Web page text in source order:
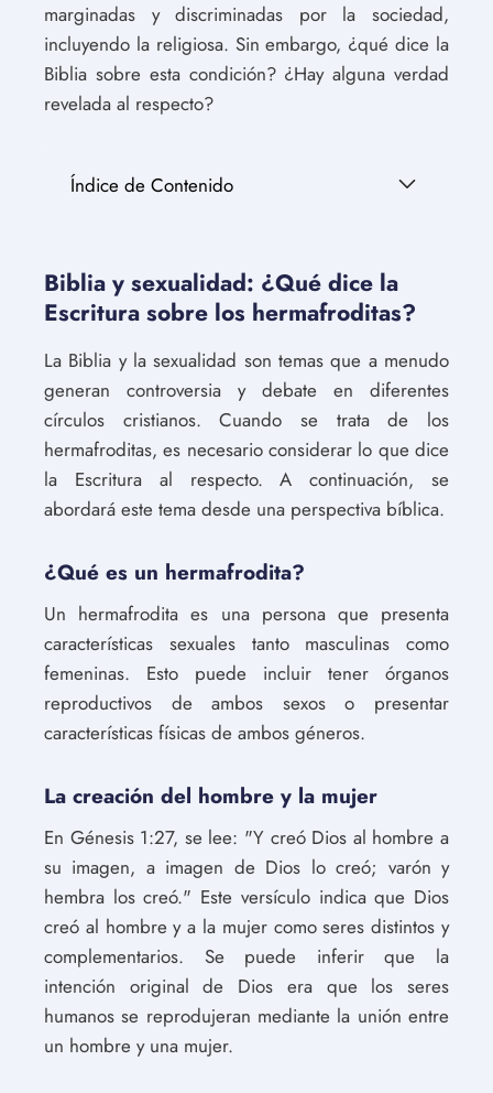
marginadas y discriminadas por la sociedad,
incluyendo la religiosa. Sin embargo, ¿qué dice la
Biblia sobre esta condición? ¿Hay alguna verdad
revelada al respecto?
Índice de Contenido
Biblia y sexualidad: ¿Qué dice la
Escritura sobre los hermafroditas?
La Biblia y la sexualidad son temas que a menudo
generan controversia y debate en diferentes
círculos cristianos. Cuando se trata de los
hermafroditas, es necesario considerar lo que dice
la Escritura al respecto. A continuación, se
abordará este tema desde una perspectiva bíblica.
¿Qué es un hermafrodita?
Un hermafrodita es una persona que presenta
características sexuales tanto masculinas como
femeninas. Esto puede incluir tener órganos
reproductivos de ambos sexos o presentar
características físicas de ambos géneros.
La creación del hombre y la mujer
En Génesis 1:27, se lee: "Y creó Dios al hombre a
su imagen, a imagen de Dios lo creó; varón y
hembra los creó." Este versículo indica que Dios
creó al hombre y a la mujer como seres distintos y
complementarios. Se puede inferir que la
intención original de Dios era que los seres
humanos se reprodujeran mediante la unión entre
un hombre y una mujer.